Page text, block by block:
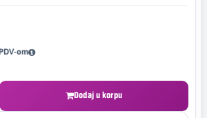
om
Dodaj u korpu